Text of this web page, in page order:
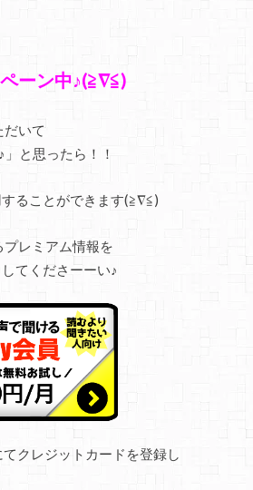
ーン中♪(≧∇≦)
だいて
」と思ったら！！
ることができます(≧∇≦)
レミアム情報を
てくださーーい♪
クレジットカードを登録し